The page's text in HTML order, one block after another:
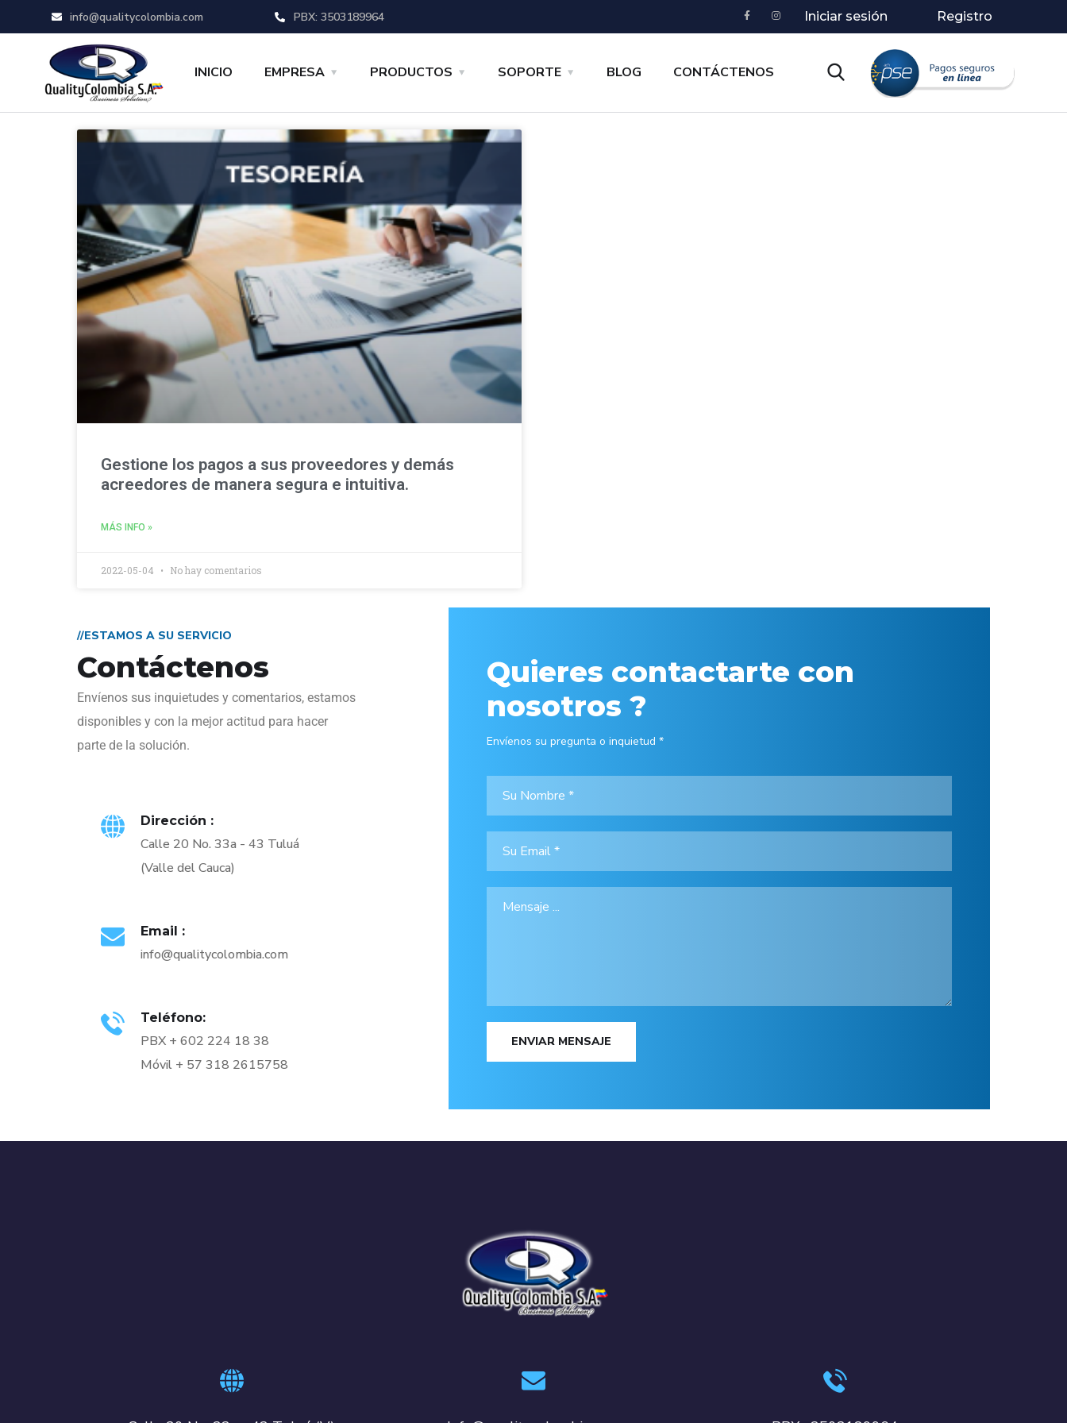
info@qualitycolombia.com PBX: 3503189964 Iniciar sesión Registro
INICIO EMPRESA PRODUCTOS SOPORTE BLOG CONTÁCTENOS
Gestione los pagos a sus proveedores y demás
acreedores de manera segura e intuitiva.
MÁS INFO »
2022-05-04 No hay comentarios
//ESTAMOS A SU SERVICIO
Contáctenos
Envíenos sus inquietudes y comentarios, estamos
disponibles y con la mejor actitud para hacer
parte de la solución.
Dirección :
Calle 20 No. 33a - 43 Tuluá
(Valle del Cauca)
Email :
info@qualitycolombia.com
Teléfono:
PBX + 602 224 18 38
Móvil + 57 318 2615758
Quieres contactarte con
nosotros ?
Envíenos su pregunta o inquietud *
ENVIAR MENSAJE